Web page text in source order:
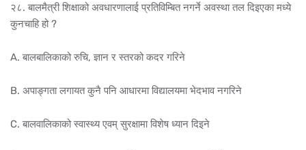
२८. बालमैत्री शिक्षाको अवधारणालाई प्रतिविम्बित नगर्ने अवस्था तल दिइएका मध्ये
कुनचाहि हो ?
A. बालबालिकाको रुचि, ज्ञान र स्तरको कदर गरिने
B. अपाङ्गता लगायत कुनै पनि आधारमा विद्यालयमा भेदभाव नगरिने
C. बालवालिकाको स्वास्थ्य एवम् सुरक्षामा विशेष ध्यान दिइने